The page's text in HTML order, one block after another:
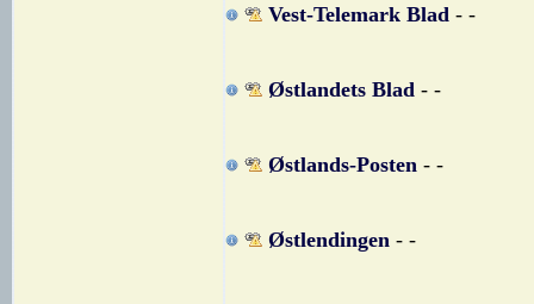
Vest-Telemark Blad - -
Østlandets Blad - -
Østlands-Posten - -
Østlendingen - -